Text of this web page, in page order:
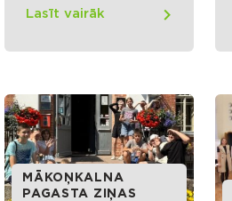
Lasīt vairāk
MĀKOŅKALNA
PAGASTA ZIŅAS